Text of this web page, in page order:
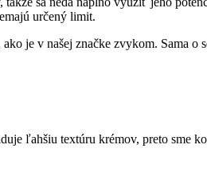
určený limit.
je v našej značke zvykom. Sama
ľahšiu textúru krémov, preto sme